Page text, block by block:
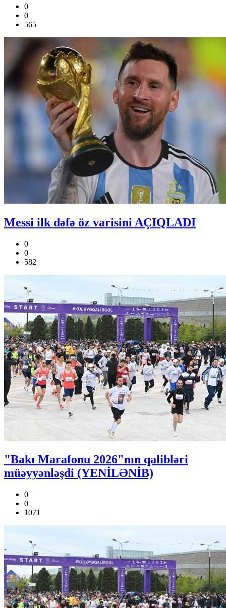
0
0
565
Messi ilk dəfə öz varisini AÇIQLADI
0
0
582
"Bakı Marafonu 2026"nın qalibləri
müəyyənləşdi (YENİLƏNİB)
0
0
1071